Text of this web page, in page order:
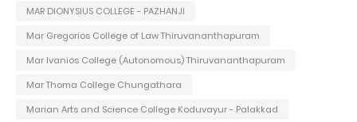
MAR DIONYSIUS COLLEGE - PAZHANJI
Mar Gregorios College of Law Thiruvananthapuram
Mar Ivanios College (Autonomous) Thiruvananthapuram
Mar Thoma College Chungathara
Marian Arts and Science College Koduvayur - Palakkad